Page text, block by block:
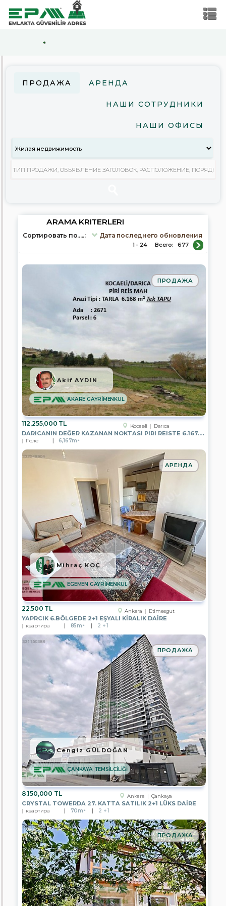
*
ПРОДАЖА АРЕНДА
НАШИ СОТРУДНИКИ
НАШИ ОФИСЫ
Коммерческая
Земельный
комнат
Город
Город/
регион
Район
Afyonkarahisar
Istanbul
Kayseri
Manisa
Muğla
Tekirdağ
Yalova
Balıkesir
Çanakkale
Çankırı
Çorum
Denizli
Edirne
ARAMA KRITERLERI
Сортировать по.....: Дата последнего обновления
1 - 24 Всего: 677
112,255,000 TL Kocaeli Darıca
DARICANIN DEĞER KAZANAN NOKTASI PIRI REISTE 6.167.82 M2 PARSEL
ПРОДАЖА
Поле 6,167m²
AKARE GAYRİMENKUL
Akif AYDIN
22,500 TL Ankara Etimesgut
YAPRCIK 6.BÖLGEDE 2+1 EŞYALI KİRALIK DAİRE
АРЕНДА
квартира 85m² 2 + 1
EGEMEN GAYRİMENKUL
Mihraç KOÇ
8,150,000 TL Ankara Çankaya
CRYSTAL TOWERDA 27. KATTA SATILIK 2+1 LÜKS DAİRE
ПРОДАЖА
квартира 70m² 2 + 1
ÇANKAYA TEMSİLCİLİĞİ
Cengiz GÜLDOĞAN
ПРОДАЖА